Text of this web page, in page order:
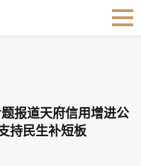
公司助力企业债券发行 支持民生补
报道天府信用增进公
持民生补短板